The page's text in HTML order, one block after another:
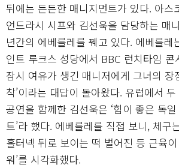
뒤에는 든든한 매니지먼트가 있다. 아스
언드라시 시프와 김선욱을 담당하는 매
년간의 에베를레를 꿰고 있다. 에베를레
인트 루크스 성당에서 BBC 런치타임 콘
잠시 여유가 생긴 매니저에게 그녀의 장
착’이라는 대답이 돌아왔다. 유럽에서
공연을 함께한 김선욱은 ‘힘이 좋은 독
트’라 했다. 에베를레를 직접 보니, 체구
홀터넥 뒤로 보이는 떡 벌어진 등 근육이
워’를 시각화했다.